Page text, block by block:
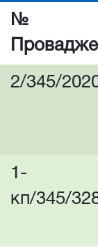
№
2/345/
1-
кп/345/